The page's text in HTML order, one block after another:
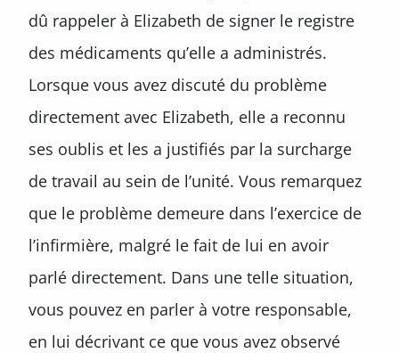
dû rappeler à Elizabeth de signer le registre
des médicaments qu’elle a administrés.
Lorsque vous avez discuté du problème
directement avec Elizabeth, elle a reconnu
ses oublis et les a justifiés par la surcharge
de travail au sein de l’unité. Vous remarquez
que le problème demeure dans l’exercice de
l’infirmière, malgré le fait de lui en avoir
parlé directement. Dans une telle situation,
vous pouvez en parler à votre responsable,
en lui décrivant ce que vous avez observé